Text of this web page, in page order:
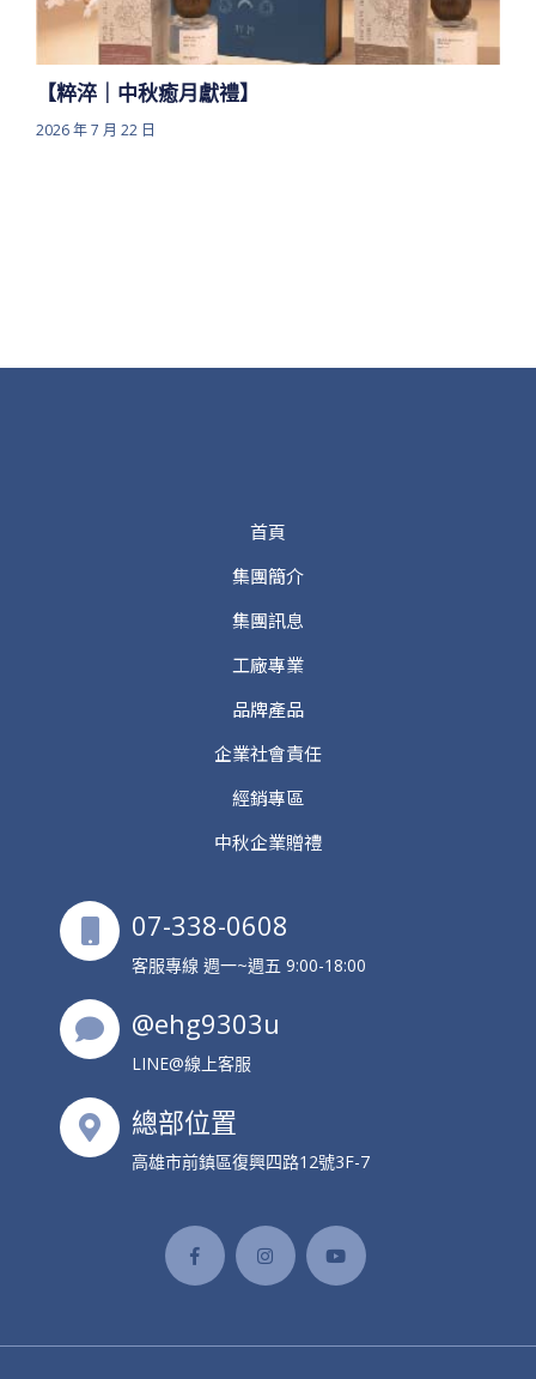
【粹淬｜中秋癒月獻禮】
2026 年 7 月 22 日
首頁
集團簡介
集團訊息
工廠專業
品牌產品
企業社會責任
經銷專區
中秋企業贈禮
07-338-0608
客服專線 週一~週五 9:00-18:00
@ehg9303u
LINE@線上客服
總部位置
高雄市前鎮區復興四路12號3F-7